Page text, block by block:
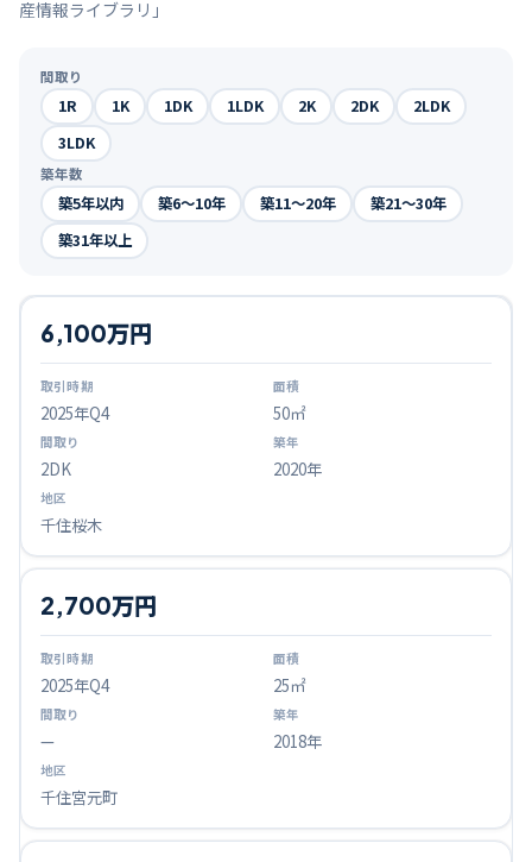
産情報ライブラリ」
間取り
1R 1K 1DK 1LDK 2K 2DK
2LDK
3LDK
築年数
築5年以内 築6〜10年 築11〜20年
築21〜30年
築31年以上
2025年Q4
6,100万円
50㎡
2DK 2020年
千住桜木
2025年Q4
2,700万円
25㎡
— 2018年
千住宮元町